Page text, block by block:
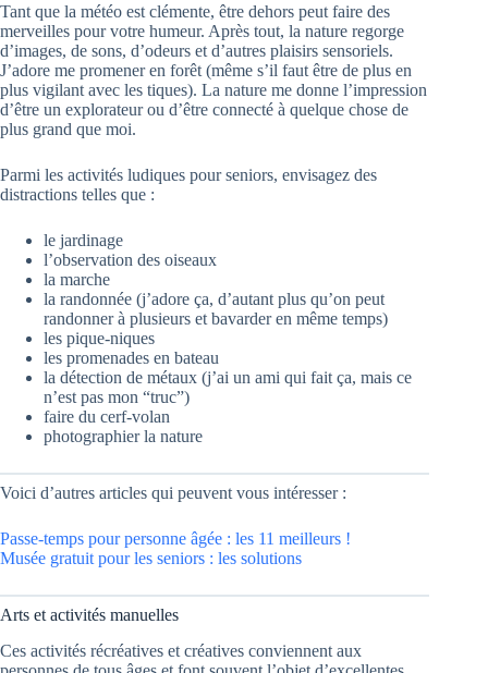
Tant que la météo est clémente, être dehors peut faire des
merveilles pour votre humeur. Après tout, la nature regorge
d’images, de sons, d’odeurs et d’autres plaisirs sensoriels.
J’adore me promener en forêt (même s’il faut être de plus en
plus vigilant avec les tiques). La nature me donne l’impression
d’être un explorateur ou d’être connecté à quelque chose de
plus grand que moi.
Parmi les activités ludiques pour seniors, envisagez des
distractions telles que :
le jardinage
l’observation des oiseaux
la marche
la randonnée (j’adore ça, d’autant plus qu’on peut
randonner à plusieurs et bavarder en même temps)
les pique-niques
les promenades en bateau
la détection de métaux (j’ai un ami qui fait ça, mais ce
n’est pas mon “truc”)
faire du cerf-volan
photographier la nature
Voici d’autres articles qui peuvent vous intéresser :
Passe-temps pour personne âgée : les 11 meilleurs !
Musée gratuit pour les seniors : les solutions
Arts et activités manuelles
Ces activités récréatives et créatives conviennent aux